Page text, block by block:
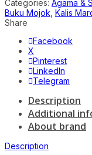
Categories: Agama &
Buku Mojok Kalis
Share
Facebook
X
Pinterest
LinkedIn
Telegram
Description
Additional
About brand
Description